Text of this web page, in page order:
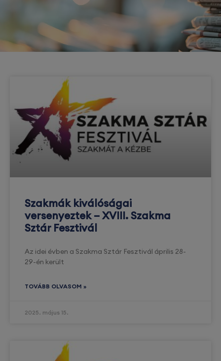
Szakmák kiválóságai
versenyeztek – XVIII. Szakma
Sztár Fesztivál
Az idei évben a Szakma Sztár Fesztivál április 28-
29-én került
TOVÁBB OLVASOM »
2025. május 15.